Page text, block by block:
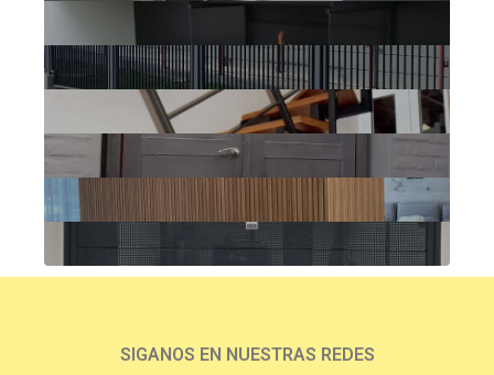
SIGANOS EN NUESTRAS REDES